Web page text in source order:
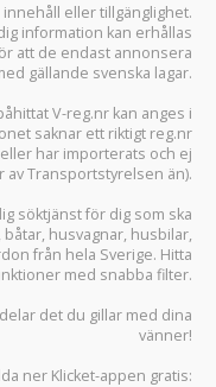
eller tillgänglighet.
information kan erhållas
att de endast annonsera
gällande svenska lagar.
V-reg.nr kan anges i
saknar ett riktigt reg.nr
har importerats och ej
Transportstyrelsen än).
söktjänst för dig som ska
båtar, husvagnar, husbilar,
från hela Sverige. Hitta
med snabba filter.
det du gillar med dina
vänner!
ner Klicket-appen gratis: